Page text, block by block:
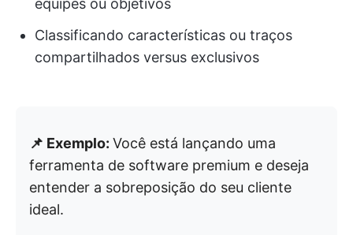
equipes ou objetivos
Classificando características ou traços
compartilhados versus exclusivos
📌 Exemplo: Você está lançando uma
ferramenta de software premium e deseja
entender a sobreposição do seu cliente
ideal.